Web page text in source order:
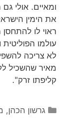
ומאיים. אולי
את הימין
ראוי לו
עולמו
לא צריכה
מאיר שהשכיל
קליפתו זרק".
קטגוריות
גרשון הכהן,